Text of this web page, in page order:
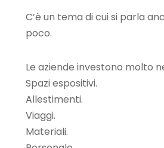
C’è un tema di cui si parla
poco.
Le aziende investono molto
Spazi espositivi.
Allestimenti.
Viaggi.
Materiali.